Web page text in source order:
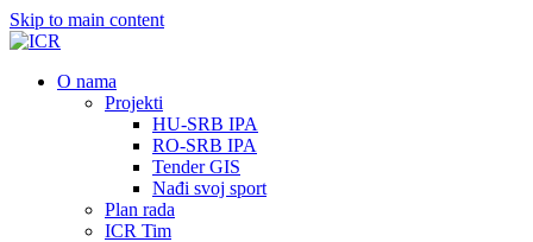
Skip to main content
О nama
Projekti
HU-SRB IPA
RO-SRB IPA
Tender GIS
Nađi svoj sport
Plan rada
ICR Tim